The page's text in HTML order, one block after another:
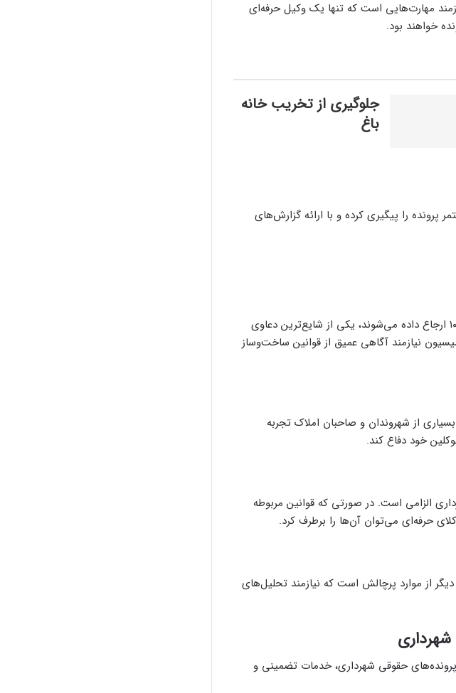
مهارت‌هایی است که تنها یک وکیل حرفه‌ای
خواهند بود.
جلوگیری از تخریب خانه
باغ
را پیگیری کرده و با ارائه گزارش‌های
پرونده‌هایی که به دلیل تخلفات ساختمانی به کمیسیون ماده ۱۰۰ ارجاع داده می‌شوند، یکی از شایع‌ترین دعاوی
نیازمند آگاهی عمیق از قوانین ساخت‌وساز
از شهروندان و صاحبان املاک تجربه
خود دفاع کند.
الزامی است. در صورتی که قوانین مربوطه
حرفه‌ای می‌توان آن‌ها را برطرف کرد.
از موارد پرچالش است که نیازمند تحلیل‌های
حقوقی شهرداری، خدمات تضمینی و